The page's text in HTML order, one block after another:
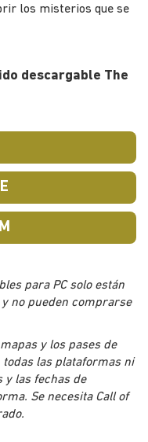
los misterios que se
descargable The
para PC solo están
no pueden comprarse
y los pases de
las plataformas ni
y las fechas de
Se necesita Call of